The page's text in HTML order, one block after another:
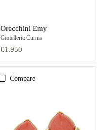
Orecchini Emy
Gioielleria Curnis
€1.950
Compare